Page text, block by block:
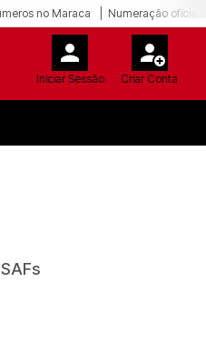
no Maraca Numeração oficial
Iniciar Sessão Criar Conta